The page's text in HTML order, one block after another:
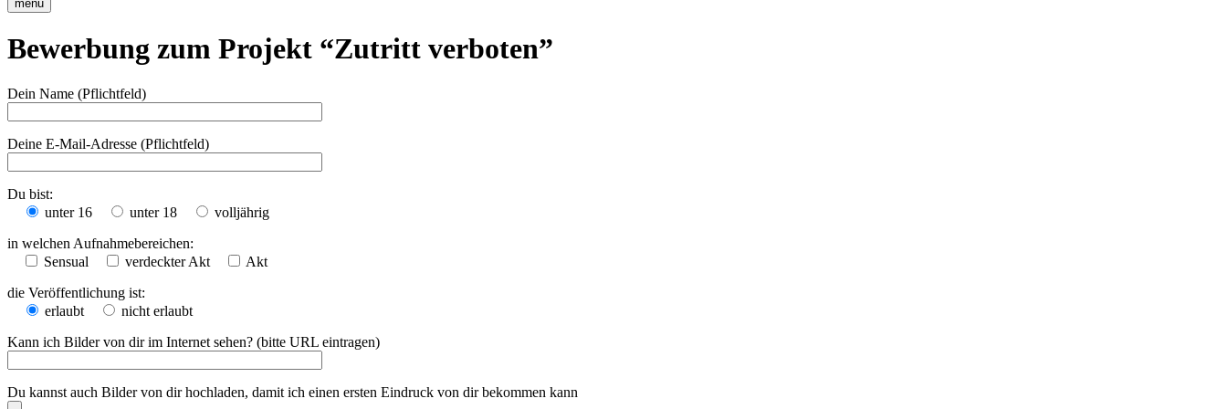
menu
Bewerbung zum Projekt “Zutritt verboten”
Dein Name (Pflichtfeld)
Deine E-Mail-Adresse (Pflichtfeld)
Du bist:
unter 16
unter 18
volljährig
in welchen Aufnahmebereichen:
Sensual
verdeckter Akt
Akt
die Veröffentlichung ist:
erlaubt
nicht erlaubt
Kann ich Bilder von dir im Internet sehen? (bitte URL eintragen)
Du kannst auch Bilder von dir hochladen, damit ich einen ersten Eindruck von dir bekommen kann